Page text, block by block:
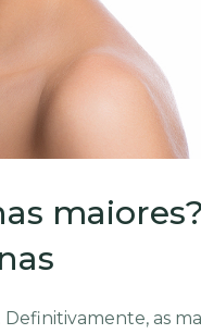
maiores?
as